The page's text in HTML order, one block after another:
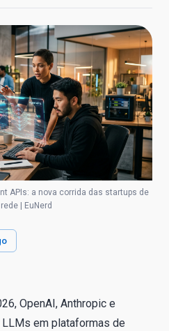
APIs: a nova corrida das startups de
| EuNerd
OpenAI, Anthropic e
em plataformas de